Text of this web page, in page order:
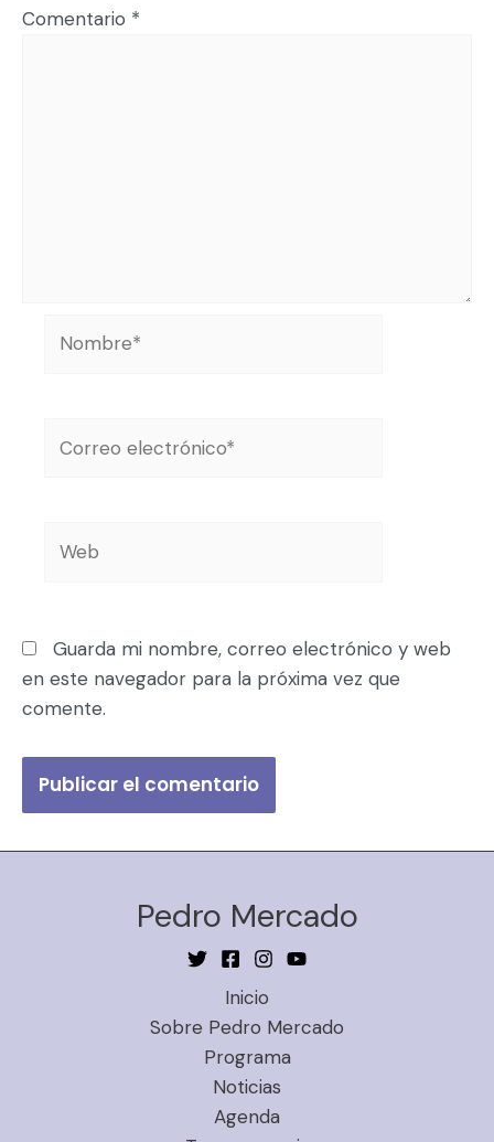
Comentario *
Guarda mi nombre, correo electrónico y web
en este navegador para la próxima vez que
comente.
Pedro Mercado
Inicio
Sobre Pedro Mercado
Programa
Noticias
Agenda